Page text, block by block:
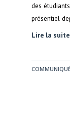
des
présentiel
Lire la